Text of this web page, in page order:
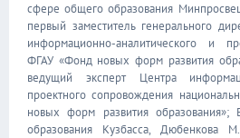
сфере общего образования
первый заместитель генерального
информационно-аналитического и
ФГАУ «Фонд новых форм развития
ведущий эксперт Центра
проектного сопровождения
новых форм развития образования»;
образования Кузбасса, Дюбенкова